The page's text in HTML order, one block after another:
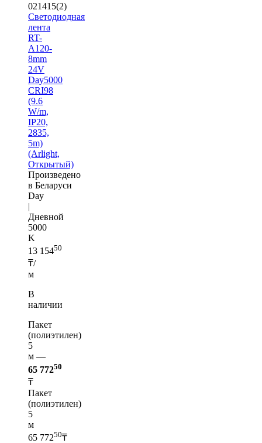
021415(2)
Светодиодная
лента
RT-
A120-
8mm
24V
Day5000
CRI98
(9.6
W/m,
IP20,
2835,
5m)
(Arlight,
Открытый)
Произведено
в Беларуси
Day
|
Дневной
5000
K
13 15450
₸/
м
В
наличии
Пакет
(полиэтилен)
5
м —
65 77250
₸
Пакет
(полиэтилен)
5
м
65 77250₸